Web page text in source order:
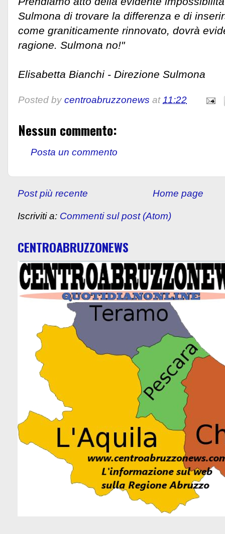
Sulmona di trovare la differenza e di
come graniticamente rinnovato, dovrà
ragione. Sulmona no!"
Elisabetta Bianchi - Direzione Sulmona
Posted by centroabruzzonews at11:22
Nessun commento:
Posta un commento
Post più recente Home page
Iscriviti a: Commenti sul post (Atom)
CENTROABRUZZONEWS